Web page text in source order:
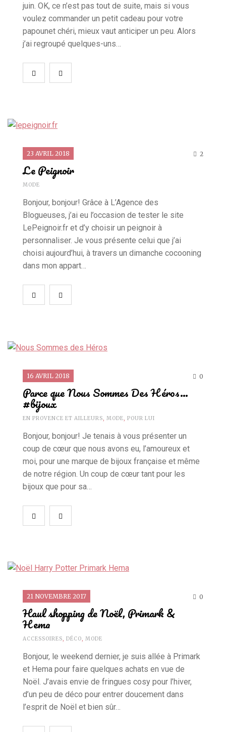
juin. OK, ce n’est pas tout de suite, mais si vous
voulez commander un petit cadeau pour votre
papounet chéri, mieux vaut anticiper un peu. Alors
j’ai regroupé quelques-uns…
23 AVRIL 2018 2
Le Peignoir
MODE
Bonjour, bonjour! Grâce à L’Agence des
Blogueuses, j’ai eu l’occasion de tester le site
LePeignoir.fr et d’y choisir un peignoir à
personnaliser. Je vous présente celui que j’ai
choisi aujourd’hui, à travers un dimanche cocooning
dans mon appart…
16 AVRIL 2018 0
Parce que Nous Sommes Des Héros…
#bijoux
EN PROVENCE ET AILLEURS MODE POUR LUI
Bonjour, bonjour! Je tenais à vous présenter un
coup de cœur que nous avons eu, l’amoureux et
moi, pour une marque de bijoux française et même
de notre région. Un coup de cœur tant pour les
bijoux que pour sa…
21 NOVEMBRE 2017 0
Haul shopping de Noël, Primark &
Hema
ACCESSOIRES, DÉCO, MODE
Bonjour, le weekend dernier, je suis allée à Primark
et Hema pour faire quelques achats en vue de
Noël. J’avais envie de fringues cosy pour l’hiver,
d’un peu de déco pour entrer doucement dans
l’esprit de Noël et bien sûr…